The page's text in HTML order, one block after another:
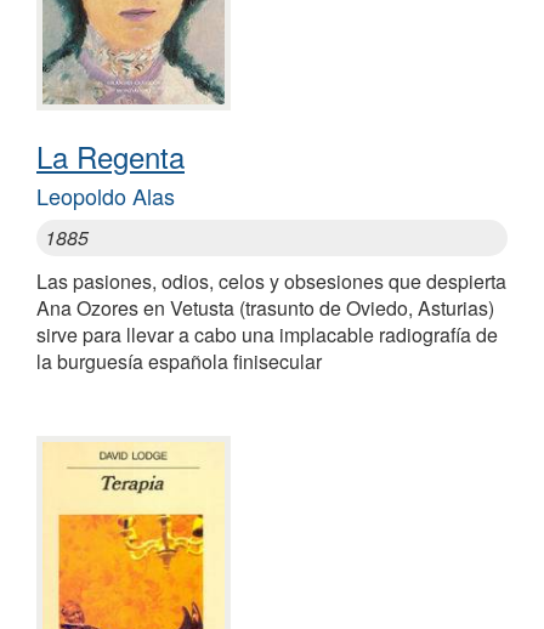
La Regenta
Leopoldo Alas
1885
Las pasiones, odios, celos y obsesiones que despierta
Ana Ozores en Vetusta (trasunto de Oviedo, Asturias)
sirve para llevar a cabo una implacable radiografía de
la burguesía española finisecular